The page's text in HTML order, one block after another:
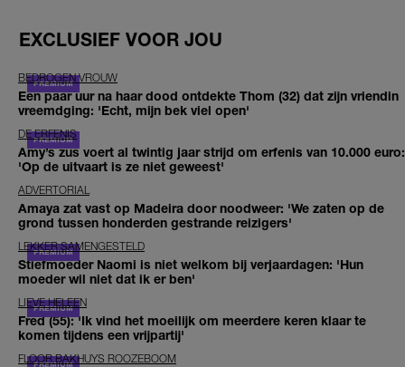
EXCLUSIEF VOOR JOU
BEDROGEN VROUW
Een paar uur na haar dood ontdekte Thom (32) dat zijn vriendin
vreemdging: 'Echt, mijn bek viel open'
DE ERFENIS
Amy’s zus voert al twintig jaar strijd om erfenis van 10.000 euro:
'Op de uitvaart is ze niet geweest'
ADVERTORIAL
Amaya zat vast op Madeira door noodweer: 'We zaten op de
grond tussen honderden gestrande reizigers'
LEKKER SAMENGESTELD
Stiefmoeder Naomi is niet welkom bij verjaardagen: 'Hun
moeder wil niet dat ik er ben'
LIEVE HELEEN
Fred (55): 'Ik vind het moeilijk om meerdere keren klaar te
komen tijdens een vrijpartij'
FLOOR BAKHUYS ROOZEBOOM